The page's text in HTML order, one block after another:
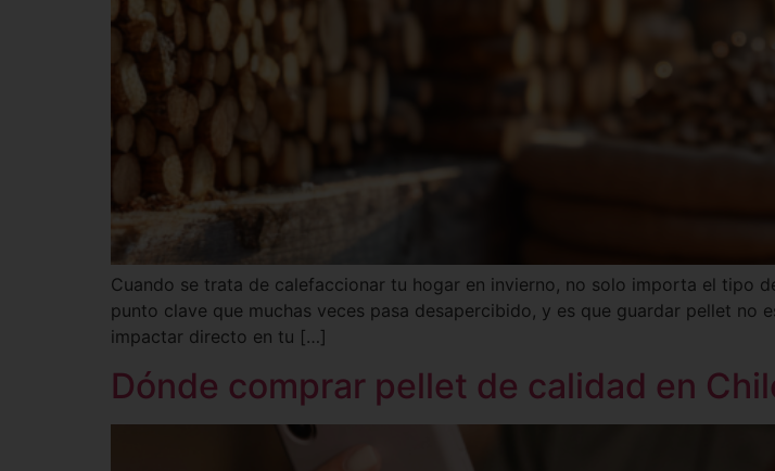
Cuando se trata de calefaccionar tu hogar en invierno, no solo importa el tipo
punto clave que muchas veces pasa desapercibido, y es que guardar pellet no
impactar directo en tu […]
Dónde comprar pellet de calidad en